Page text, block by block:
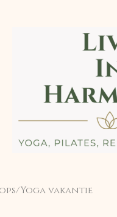
Yoga vakantie